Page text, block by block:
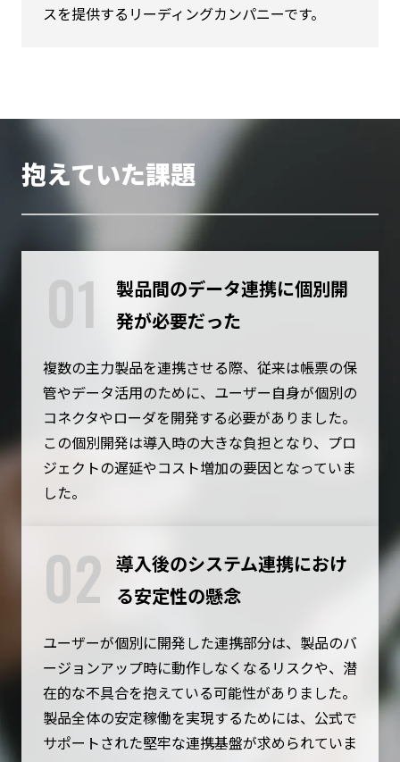
スを提供するリーディングカンパニーです。
抱えていた課題
01
製品間のデータ連携に個別開
発が必要だった
複数の主力製品を連携させる際、従来は帳票の保
管やデータ活用のために、ユーザー自身が個別の
コネクタやローダを開発する必要がありました。
この個別開発は導入時の大きな負担となり、プロ
ジェクトの遅延やコスト増加の要因となっていま
した。
02 導入後のシステム連携におけ
る安定性の懸念
ユーザーが個別に開発した連携部分は、製品のバ
ージョンアップ時に動作しなくなるリスクや、潜
在的な不具合を抱えている可能性がありました。
製品全体の安定稼働を実現するためには、公式で
サポートされた堅牢な連携基盤が求められていま